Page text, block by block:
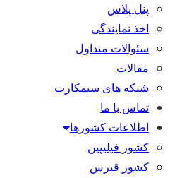
پنل پلاس
اخذ نمایندگی
سئوالات متداول
مقالات
شبکه های سیمکارت
تماس با ما
اطلاعات کشورها
کشور فیلیپین
کشور قبرس